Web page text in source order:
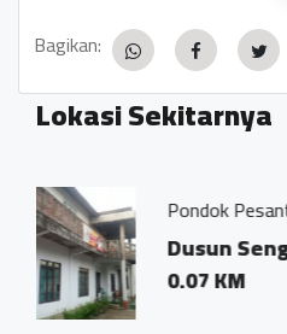
Bagikan:
Lokasi Sekitarnya
Pesantren Al Asyrof
Sengon Desa Trasan